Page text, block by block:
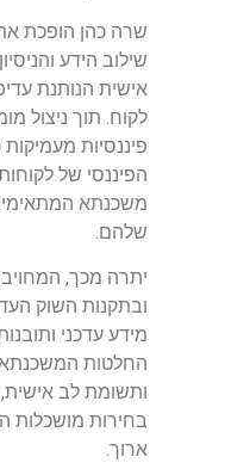
שרה כהן הופכת
שילוב הידע
אישית הנותנת
לקוח. תוך ניצול
פיננסיות
הפיננסי של
משכנתא
שלהם.
יתרה מכך,
ובתקנות השוק
מידע עדכני
החלטות המשכנתא
ותשומת לב
בחירות מושכלות
ארוך.